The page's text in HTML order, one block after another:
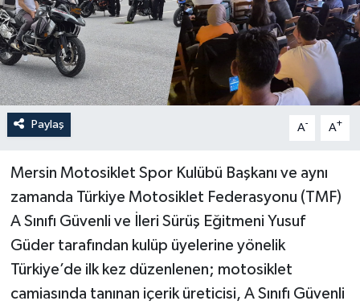
Paylaş A- A+
Mersin Motosiklet Spor Kulübü Başkanı ve aynı
zamanda Türkiye Motosiklet Federasyonu (TMF)
A Sınıfı Güvenli ve İleri Sürüş Eğitmeni Yusuf
Güder tarafından kulüp üyelerine yönelik
Türkiye’de ilk kez düzenlenen; motosiklet
camiasında tanınan içerik üreticisi, A Sınıfı Güvenli